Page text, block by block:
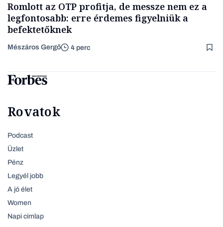
Romlott az OTP profitja, de messze nem ez a
legfontosabb: erre érdemes figyelniük a
befektetőknek
Mészáros Gergő 4 perc
Rovatok
Podcast
Üzlet
Pénz
Legyél jobb
A jó élet
Women
Napi címlap